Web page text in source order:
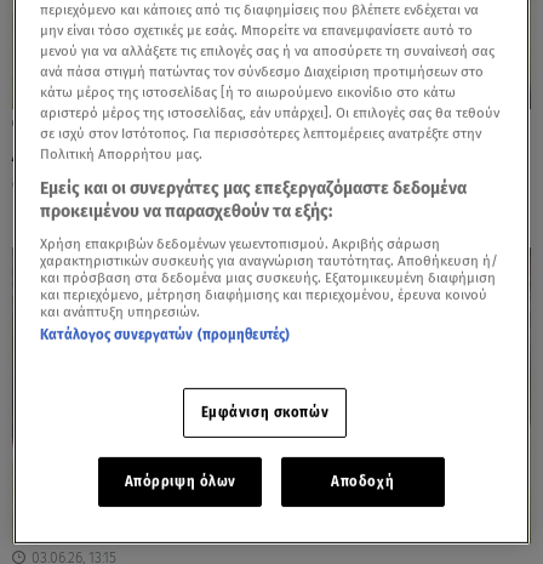
29.07.26, 14:30
Λαχταριστά corn dogs: Εύκολη και γρήγορη
συνταγή για street food στο σπίτι!
03.06.26, 13:15
περιεχόμενο και κάποιες από τις διαφημίσεις που βλέπετε ενδέχεται να
μην είναι τόσο σχετικές με εσάς. Μπορείτε να επανεμφανίσετε αυτό το
μενού για να αλλάξετε τις επιλογές σας ή να αποσύρετε τη συναίνεσή σας
ανά πάσα στιγμή πατώντας τον σύνδεσμο Διαχείριση προτιμήσεων στο
κάτω μέρος της ιστοσελίδας [ή το αιωρούμενο εικονίδιο στο κάτω
αριστερό μέρος της ιστοσελίδας, εάν υπάρχει]. Οι επιλογές σας θα τεθούν
σε ισχύ στον Ιστότοπος. Για περισσότερες λεπτομέρειες ανατρέξτε στην
Πολιτική Απορρήτου μας.
Εμείς και οι συνεργάτες μας επεξεργαζόμαστε δεδομένα
προκειμένου να παρασχεθούν τα εξής:
Χρήση επακριβών δεδομένων γεωεντοπισμού. Ακριβής σάρωση
χαρακτηριστικών συσκευής για αναγνώριση ταυτότητας. Αποθήκευση ή/
και πρόσβαση στα δεδομένα μιας συσκευής. Εξατομικευμένη διαφήμιση
και περιεχόμενο, μέτρηση διαφήμισης και περιεχομένου, έρευνα κοινού
και ανάπτυξη υπηρεσιών.
Κατάλογος συνεργατών (προμηθευτές)
Εμφάνιση σκοπών
Απόρριψη όλων Αποδοχή